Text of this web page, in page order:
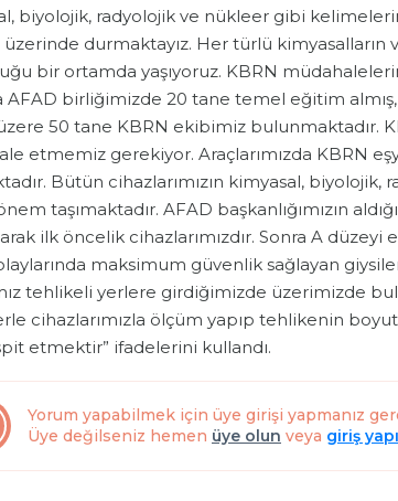
biyolojik, radyolojik ve nükleer gibi kelimelerin
durmaktayız. Her türlü kimyasalların
bir ortamda yaşıyoruz. KBRN
AFAD birliğimizde 20 tane temel eğitim
50 tane KBRN ekibimiz bulunmaktadır.
etmemiz gerekiyor. Araçlarımızda KBRN
Bütün cihazlarımızın kimyasal, biyolojik,
taşımaktadır. AFAD başkanlığımızın
ilk öncelik cihazlarımızdır. Sonra A
maksimum güvenlik sağlayan
tehlikeli yerlere girdiğimizde üzerimizde
cihazlarımızla ölçüm yapıp tehlikenin
etmektir” ifadelerini kullandı.
Yorum yapabilmek için üye girişi yapmanız
Üye değilseniz hemen üye olun veya giriş